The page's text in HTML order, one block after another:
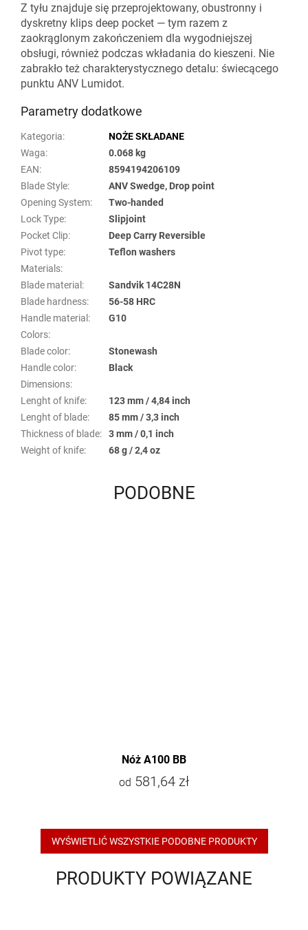
Z tyłu znajduje się przeprojektowany, obustronny i
dyskretny klips deep pocket — tym razem z
zaokrąglonym zakończeniem dla wygodniejszej
obsługi, również podczas wkładania do kieszeni. Nie
zabrakło też charakterystycznego detalu: świecącego
punktu ANV Lumidot.
Parametry dodatkowe
Kategoria:
NOŻE SKŁADANE
Waga:
0.068 kg
EAN:
8594194206109
Blade Style:
ANV Swedge, Drop point
Opening System:
Two-handed
Lock Type:
Slipjoint
Pocket Clip:
Deep Carry Reversible
Pivot type:
Teflon washers
Materials:
Blade material :
Sandvik 14C28N
Blade hardness:
56-58 HRC
Handle material :
G10
Colors:
Blade color:
Stonewash
Handle color:
Black
Dimensions:
Lenght of knife:
123 mm / 4,84 inch
Lenght of blade:
85 mm / 3,3 inch
Thickness of blade:
3 mm / 0,1 inch
Weight of knife: 68 g / 2,4 oz
PODOBNE
Nóż A100 BB
od 581,64 zł
WYŚWIETLIĆ WSZYSTKIE PODOBNE PRODUKTY
PRODUKTY POWIĄZANE